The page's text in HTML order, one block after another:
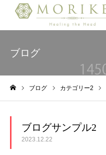
ブログ
ブログ カテゴリー2
ブログサンプル2
2023.12.22